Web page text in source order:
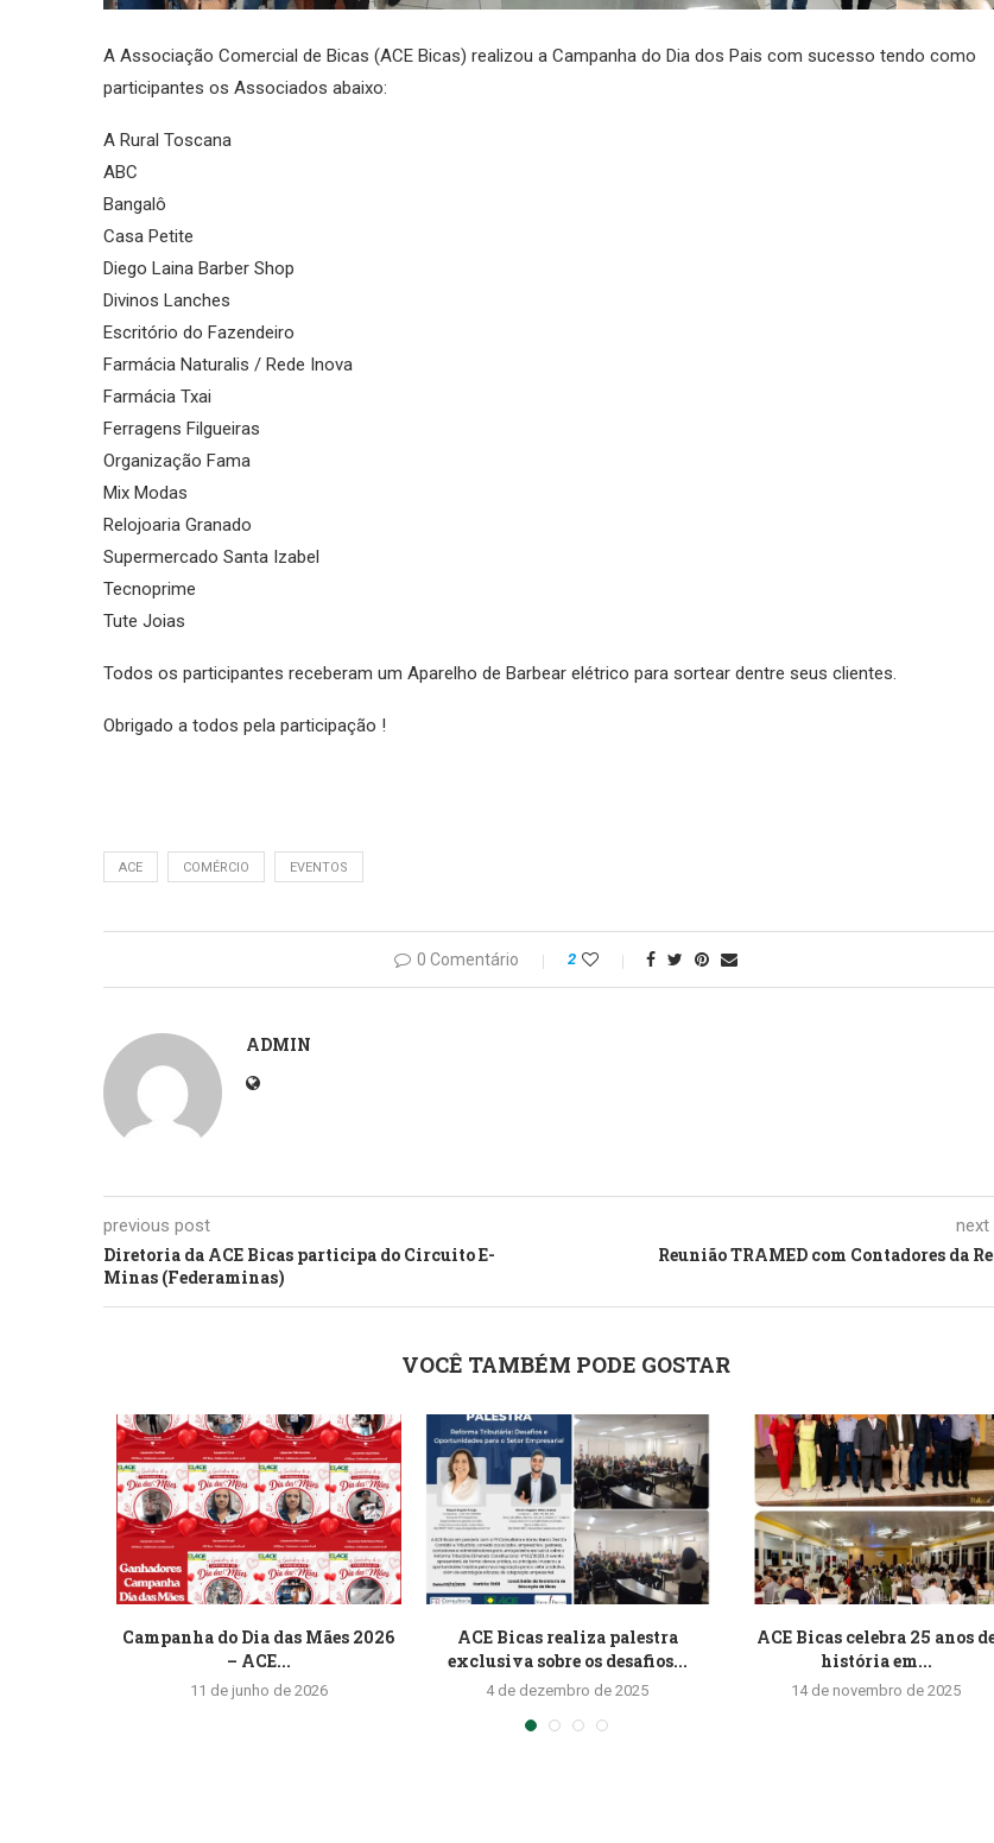
A Associação Comercial de Bicas (ACE Bicas) realizou a Campanha do Dia dos Pais com sucesso tendo como
participantes os Associados abaixo:
A Rural Toscana
ABC
Bangalô
Casa Petite
Diego Laina Barber Shop
Divinos Lanches
Escritório do Fazendeiro
Farmácia Naturalis / Rede Inova
Farmácia Txai
Ferragens Filgueiras
Organização Fama
Mix Modas
Relojoaria Granado
Supermercado Santa Izabel
Tecnoprime
Tute Joias
Todos os participantes receberam um Aparelho de Barbear elétrico para sortear dentre seus clientes.
Obrigado a todos pela participação !
ACE COMÉRCIO EVENTOS
0 Comentário 2
ADMIN
previous post
Diretoria da ACE Bicas participa do Circuito E-
Minas (Federaminas)
Reunião TRAMED com Contadores da
VOCÊ TAMBÉM PODE GOSTAR
Campanha do Dia das Mães 2026
– ACE...
11 de junho de 2026
ACE Bicas realiza palestra
exclusiva sobre os desafios...
4 de dezembro de 2025
ACE Bicas celebra 25 anos
história em...
14 de novembro de 2025